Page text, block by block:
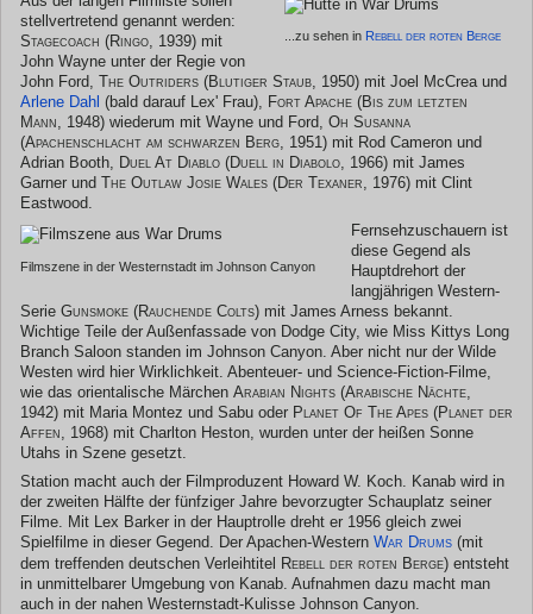
...zu sehen in Rebell der roten Berge
stellvertretend genannt werden:
Stagecoach (Ringo, 1939) mit
John Wayne unter der Regie von
John Ford, The Outriders (Blutiger Staub, 1950) mit Joel McCrea und
Arlene Dahl (bald darauf Lex' Frau), Fort Apache (Bis zum letzten
Mann, 1948) wiederum mit Wayne und Ford, Oh Susanna
(Apachenschlacht am schwarzen Berg, 1951) mit Rod Cameron und
Adrian Booth, Duel At Diablo (Duell in Diabolo, 1966) mit James
Garner und The Outlaw Josie Wales (Der Texaner, 1976) mit Clint
Eastwood.
Filmszene in der Westernstadt im Johnson Canyon
Fernsehzuschauern ist
diese Gegend als
Hauptdrehort der
langjährigen Western-
Serie Gunsmoke (Rauchende Colts) mit James Arness bekannt.
Wichtige Teile der Außenfassade von Dodge City, wie Miss Kittys Long
Branch Saloon standen im Johnson Canyon. Aber nicht nur der Wilde
Westen wird hier Wirklichkeit. Abenteuer- und Science-Fiction-Filme,
wie das orientalische Märchen Arabian Nights (Arabische Nächte,
1942) mit Maria Montez und Sabu oder Planet Of The Apes (Planet der
Affen, 1968) mit Charlton Heston, wurden unter der heißen Sonne
Utahs in Szene gesetzt.
Station macht auch der Filmproduzent Howard W. Koch. Kanab wird in
der zweiten Hälfte der fünfziger Jahre bevorzugter Schauplatz seiner
Filme. Mit Lex Barker in der Hauptrolle dreht er 1956 gleich zwei
Spielfilme in dieser Gegend. Der Apachen-Western War Drums (mit
dem treffenden deutschen Verleihtitel Rebell der roten Berge) entsteht
in unmittelbarer Umgebung von Kanab. Aufnahmen dazu macht man
auch in der nahen Westernstadt-Kulisse Johnson Canyon.